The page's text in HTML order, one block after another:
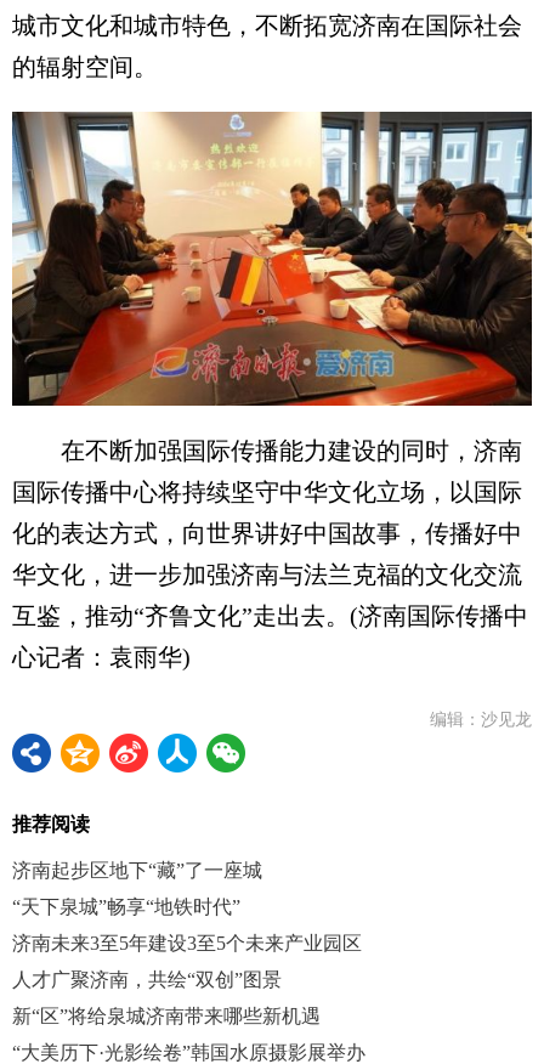
城市文化和城市特色，不断拓宽济南在国际社会
的辐射空间。
在不断加强国际传播能力建设的同时，济南
国际传播中心将持续坚守中华文化立场，以国际
化的表达方式，向世界讲好中国故事，传播好中
华文化，进一步加强济南与法兰克福的文化交流
互鉴，推动“齐鲁文化”走出去。(济南国际传播中
心记者：袁雨华)
编辑：沙见龙
推荐阅读
济南起步区地下“藏”了一座城
“天下泉城”畅享“地铁时代”
济南未来3至5年建设3至5个未来产业园区
人才广聚济南，共绘“双创”图景
新“区”将给泉城济南带来哪些新机遇
“大美历下·光影绘卷”韩国水原摄影展举办